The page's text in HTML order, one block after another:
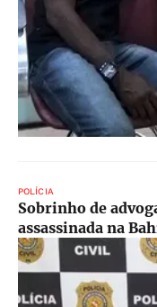
POLÍCIA
Sobrinho de
assassinada na